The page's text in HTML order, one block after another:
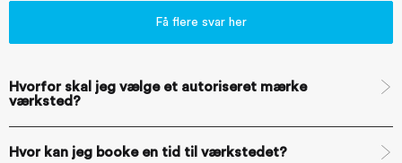
Få flere svar her
Hvorfor skal jeg vælge et autoriseret mærke
værksted?
Hvor kan jeg booke en tid til værkstedet?